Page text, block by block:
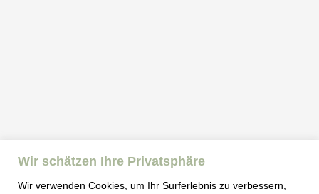
Wir schätzen Ihre Privatsphäre
Wir verwenden Cookies, um Ihr Surferlebnis zu verbessern,